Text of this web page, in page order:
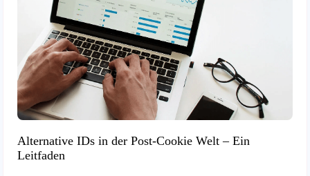
Alternative IDs in der Post-Cookie Welt – Ein
Leitfaden